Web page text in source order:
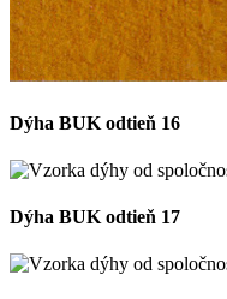
Dýha BUK odtieň 16
Dýha BUK odtieň 17